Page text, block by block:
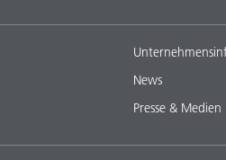
News
Presse & Medien